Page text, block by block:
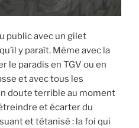
public avec un gilet
y paraît. Même avec la
le paradis en TGV ou en
et avec tous les
doute terrible au moment
et écarter du
et tétanisé : la foi qui